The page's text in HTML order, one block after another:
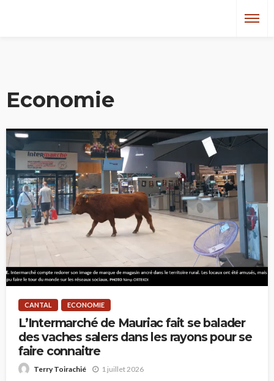
Economie
CANTAL ECONOMIE
L’Intermarché de Mauriac fait se balader
des vaches salers dans les rayons pour se
faire connaitre
Terry Toirachié 1 juillet 2026